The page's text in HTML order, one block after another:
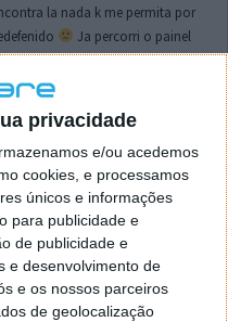
privacidade
e/ou acedemos
cookies, e processamos
únicos e informações
para publicidade e
de publicidade e
e desenvolvimento de
e os nossos parceiros
de geolocalização
la nada k me permita por
Ja percorri o painel
a comecar a desesperar, ate ja
tentativa de forçar o uso do
lembres de outra dica fico
obrigado a mesma
de 2005 às 01:39
Seja como for segue por mail